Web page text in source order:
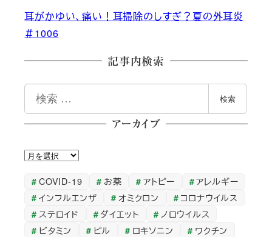
耳がかゆい、痛い！耳掃除のしすぎ？夏の外耳炎
＃1006
記事内検索
索
検索
アーカイブ
ア
カ
イ
ブ
COVID-19 お薬 アトピー
アレルギー
インフルエンザ
オミクロン
コロナウイルス
ステロイド
ダイエット
ノロウイルス
ビタミン
ピル ロキソニン
ワクチン